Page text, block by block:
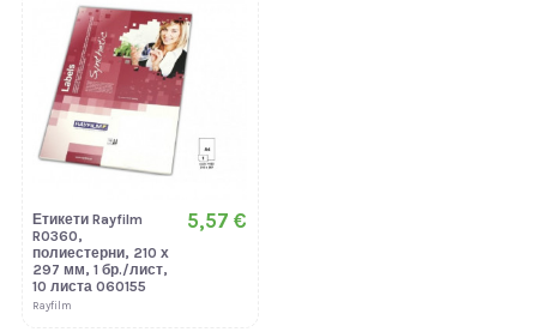
Етикети Rayfilm
R0360,
полиестерни, 210 х
297 мм, 1 бр./лист,
10 листа 060155
Rayfilm
5,57 €